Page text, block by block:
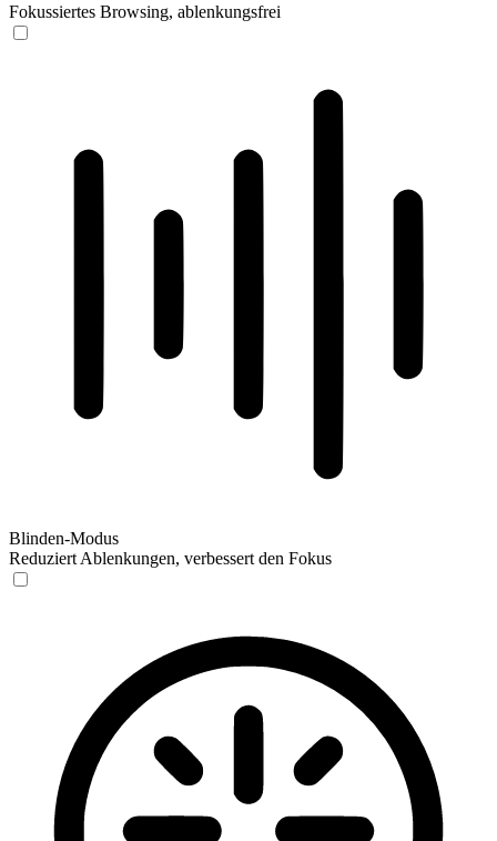
Fokussiertes Browsing, ablenkungsfrei
Blinden-Modus
Reduziert Ablenkungen, verbessert den Fokus